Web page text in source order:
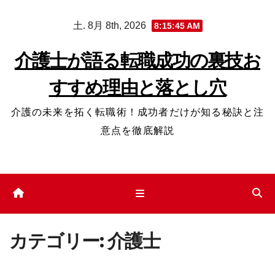
プ
土. 8月 8th, 2026 8:15:46 AM
介護士が語る転職成功の裏技お
すすめ理由と落とし穴
介護の未来を拓く転職術！成功者だけが知る秘訣と注
意点を徹底解説
カテゴリー:介護士